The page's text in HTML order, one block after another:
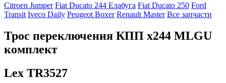
Citroen Jumper Fiat Ducato 244 Елабуга Fiat Ducato 250 Ford
Transit Iveco Daily Peugeot Boxer Renault Master Все запчасти
Трос переключения КПП х244 MLGU
комплект
Lex TR3527